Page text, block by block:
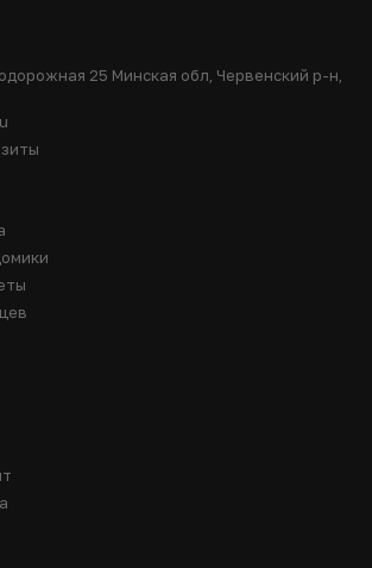
25 Минская обл, Червенский р-н,